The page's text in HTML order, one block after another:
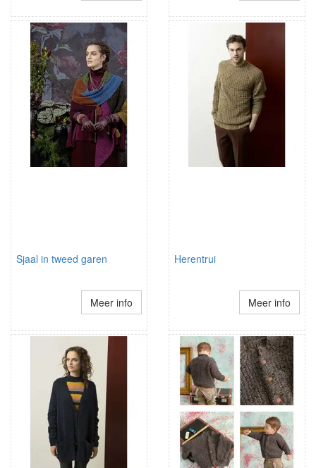
Sjaal in tweed garen
Meer info
Herentrui
Meer info